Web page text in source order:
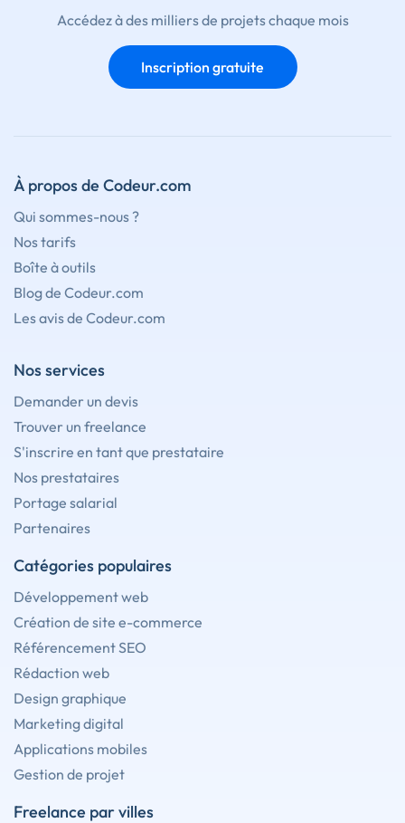
Accédez à des milliers de projets chaque mois
Inscription gratuite
À propos de Codeur.com
Qui sommes-nous ?
Nos tarifs
Boîte à outils
Blog de Codeur.com
Les avis de Codeur.com
Nos services
Demander un devis
Trouver un freelance
S'inscrire en tant que prestataire
Nos prestataires
Portage salarial
Partenaires
Catégories populaires
Développement web
Création de site e-commerce
Référencement SEO
Rédaction web
Design graphique
Marketing digital
Applications mobiles
Gestion de projet
Freelance par villes